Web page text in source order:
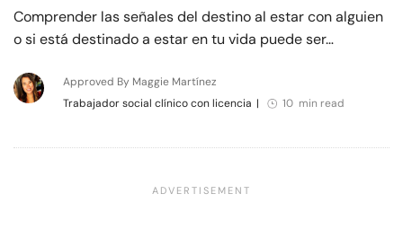
Comprender las señales del destino al estar con alguien
o si está destinado a estar en tu vida puede ser…
Approved By Maggie Martínez
Trabajador social clínico con licencia | 10 min read